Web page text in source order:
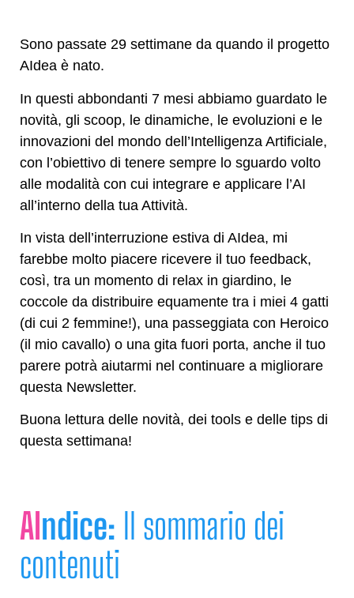
Sono passate 29 settimane da quando il progetto
AIdea è nato.
In questi abbondanti 7 mesi abbiamo guardato le
novità, gli scoop, le dinamiche, le evoluzioni e le
innovazioni del mondo dell’Intelligenza Artificiale,
con l’obiettivo di tenere sempre lo sguardo volto
alle modalità con cui integrare e applicare l’AI
all’interno della tua Attività.
In vista dell’interruzione estiva di AIdea, mi
farebbe molto piacere ricevere il tuo feedback,
così, tra un momento di relax in giardino, le
coccole da distribuire equamente tra i miei 4 gatti
(di cui 2 femmine!), una passeggiata con Heroico
(il mio cavallo) o una gita fuori porta, anche il tuo
parere potrà aiutarmi nel continuare a migliorare
questa Newsletter.
Buona lettura delle novità, dei tools e delle tips di
questa settimana!
AIndice: Il sommario dei
contenuti